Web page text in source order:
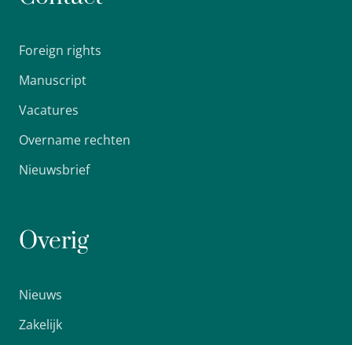
Foreign rights
Manuscript
Vacatures
Overname rechten
Nieuwsbrief
Overig
Nieuws
Zakelijk